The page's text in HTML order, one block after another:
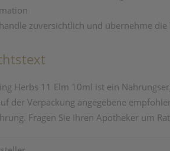
zuversichtlich und übernehme
Herbs 11 Elm 10ml ist ein
der Verpackung angegebene
Fragen Sie Ihren Apotheker um